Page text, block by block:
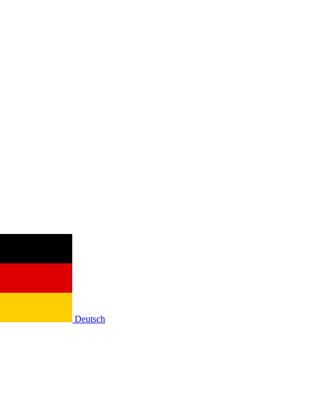
Deutsch